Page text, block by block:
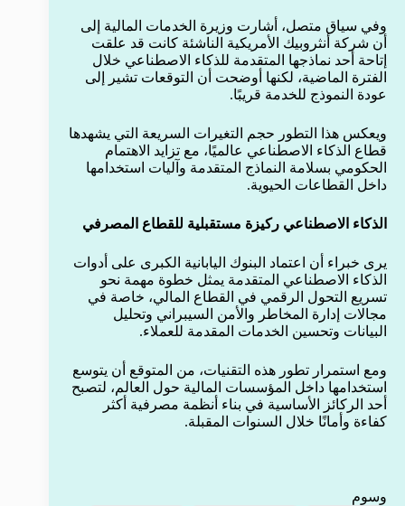
وفي سياق متصل، أشارت وزيرة الخدمات المالية إلى
أن شركة أنثروبيك الأمريكية الناشئة كانت قد علقت
إتاحة أحد نماذجها المتقدمة للذكاء الاصطناعي خلال
الفترة الماضية، لكنها أوضحت أن التوقعات تشير إلى
عودة النموذج للخدمة قريبًا.
ويعكس هذا التطور حجم التغيرات السريعة التي يشهدها
قطاع الذكاء الاصطناعي عالميًا، مع تزايد الاهتمام
الحكومي بسلامة النماذج المتقدمة وآليات استخدامها
داخل القطاعات الحيوية.
الذكاء الاصطناعي ركيزة مستقبلية للقطاع المصرفي
يرى خبراء أن اعتماد البنوك اليابانية الكبرى على أدوات
الذكاء الاصطناعي المتقدمة يمثل خطوة مهمة نحو
تسريع التحول الرقمي في القطاع المالي، خاصة في
مجالات إدارة المخاطر والأمن السيبراني وتحليل
البيانات وتحسين الخدمات المقدمة للعملاء.
ومع استمرار تطور هذه التقنيات، من المتوقع أن يتوسع
استخدامها داخل المؤسسات المالية حول العالم، لتصبح
أحد الركائز الأساسية في بناء أنظمة مصرفية أكثر
كفاءة وأمانًا خلال السنوات المقبلة.
وسوم